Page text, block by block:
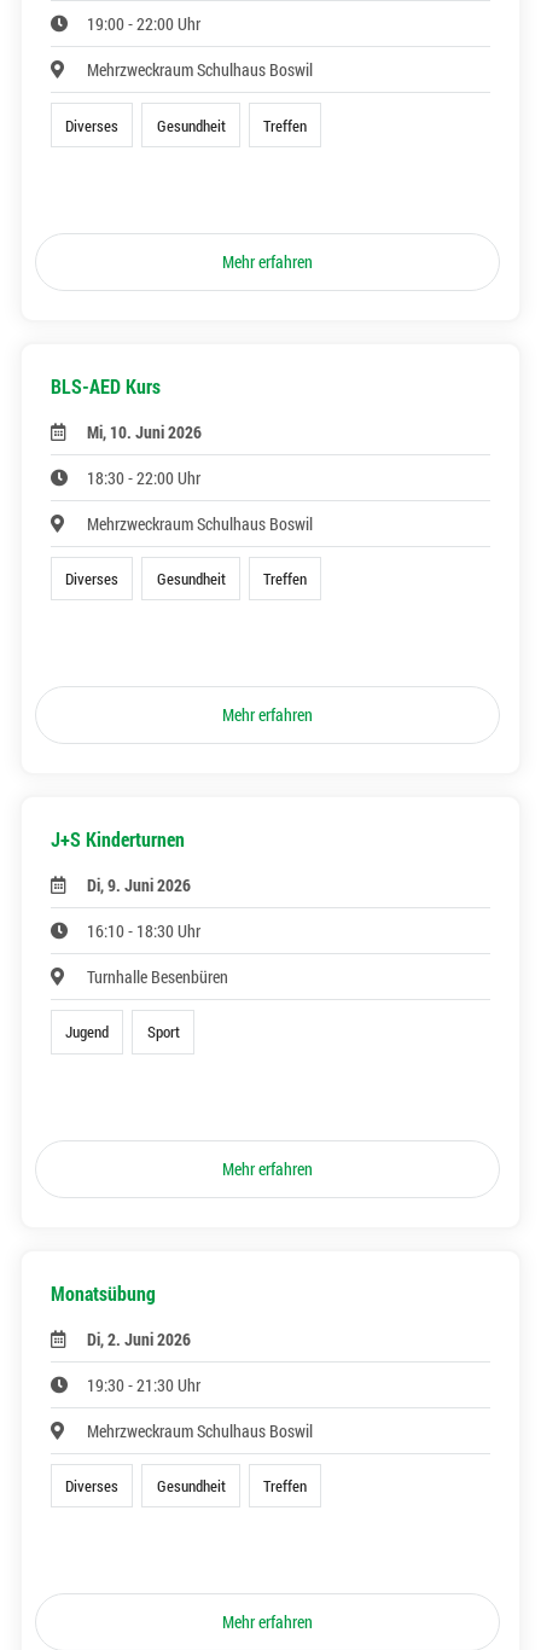
19:00 - 22:00 Uhr
Mehrzweckraum Schulhaus Boswil
Diverses Gesundheit Treffen
Mehr erfahren
BLS-AED Kurs
Mi, 10. Juni 2026
18:30 - 22:00 Uhr
Mehrzweckraum Schulhaus Boswil
Diverses Gesundheit Treffen
Mehr erfahren
J+S Kinderturnen
Di, 9. Juni 2026
16:10 - 18:30 Uhr
Turnhalle Besenbüren
Jugend Sport
Mehr erfahren
Monatsübung
Di, 2. Juni 2026
19:30 - 21:30 Uhr
Mehrzweckraum Schulhaus Boswil
Diverses Gesundheit Treffen
Mehr erfahren